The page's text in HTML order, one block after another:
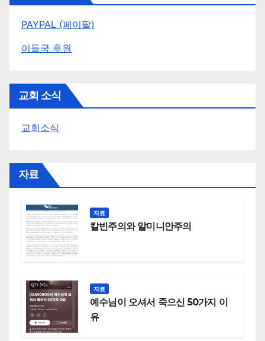
PAYPAL (페이팔)
이들국 후원
교회 소식
교회소식
자료
자료
칼빈주의와 알미니안주의
자료
예수님이 오셔서 죽으신 50가지 이
유